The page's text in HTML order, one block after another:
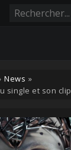
News »
single et son clip